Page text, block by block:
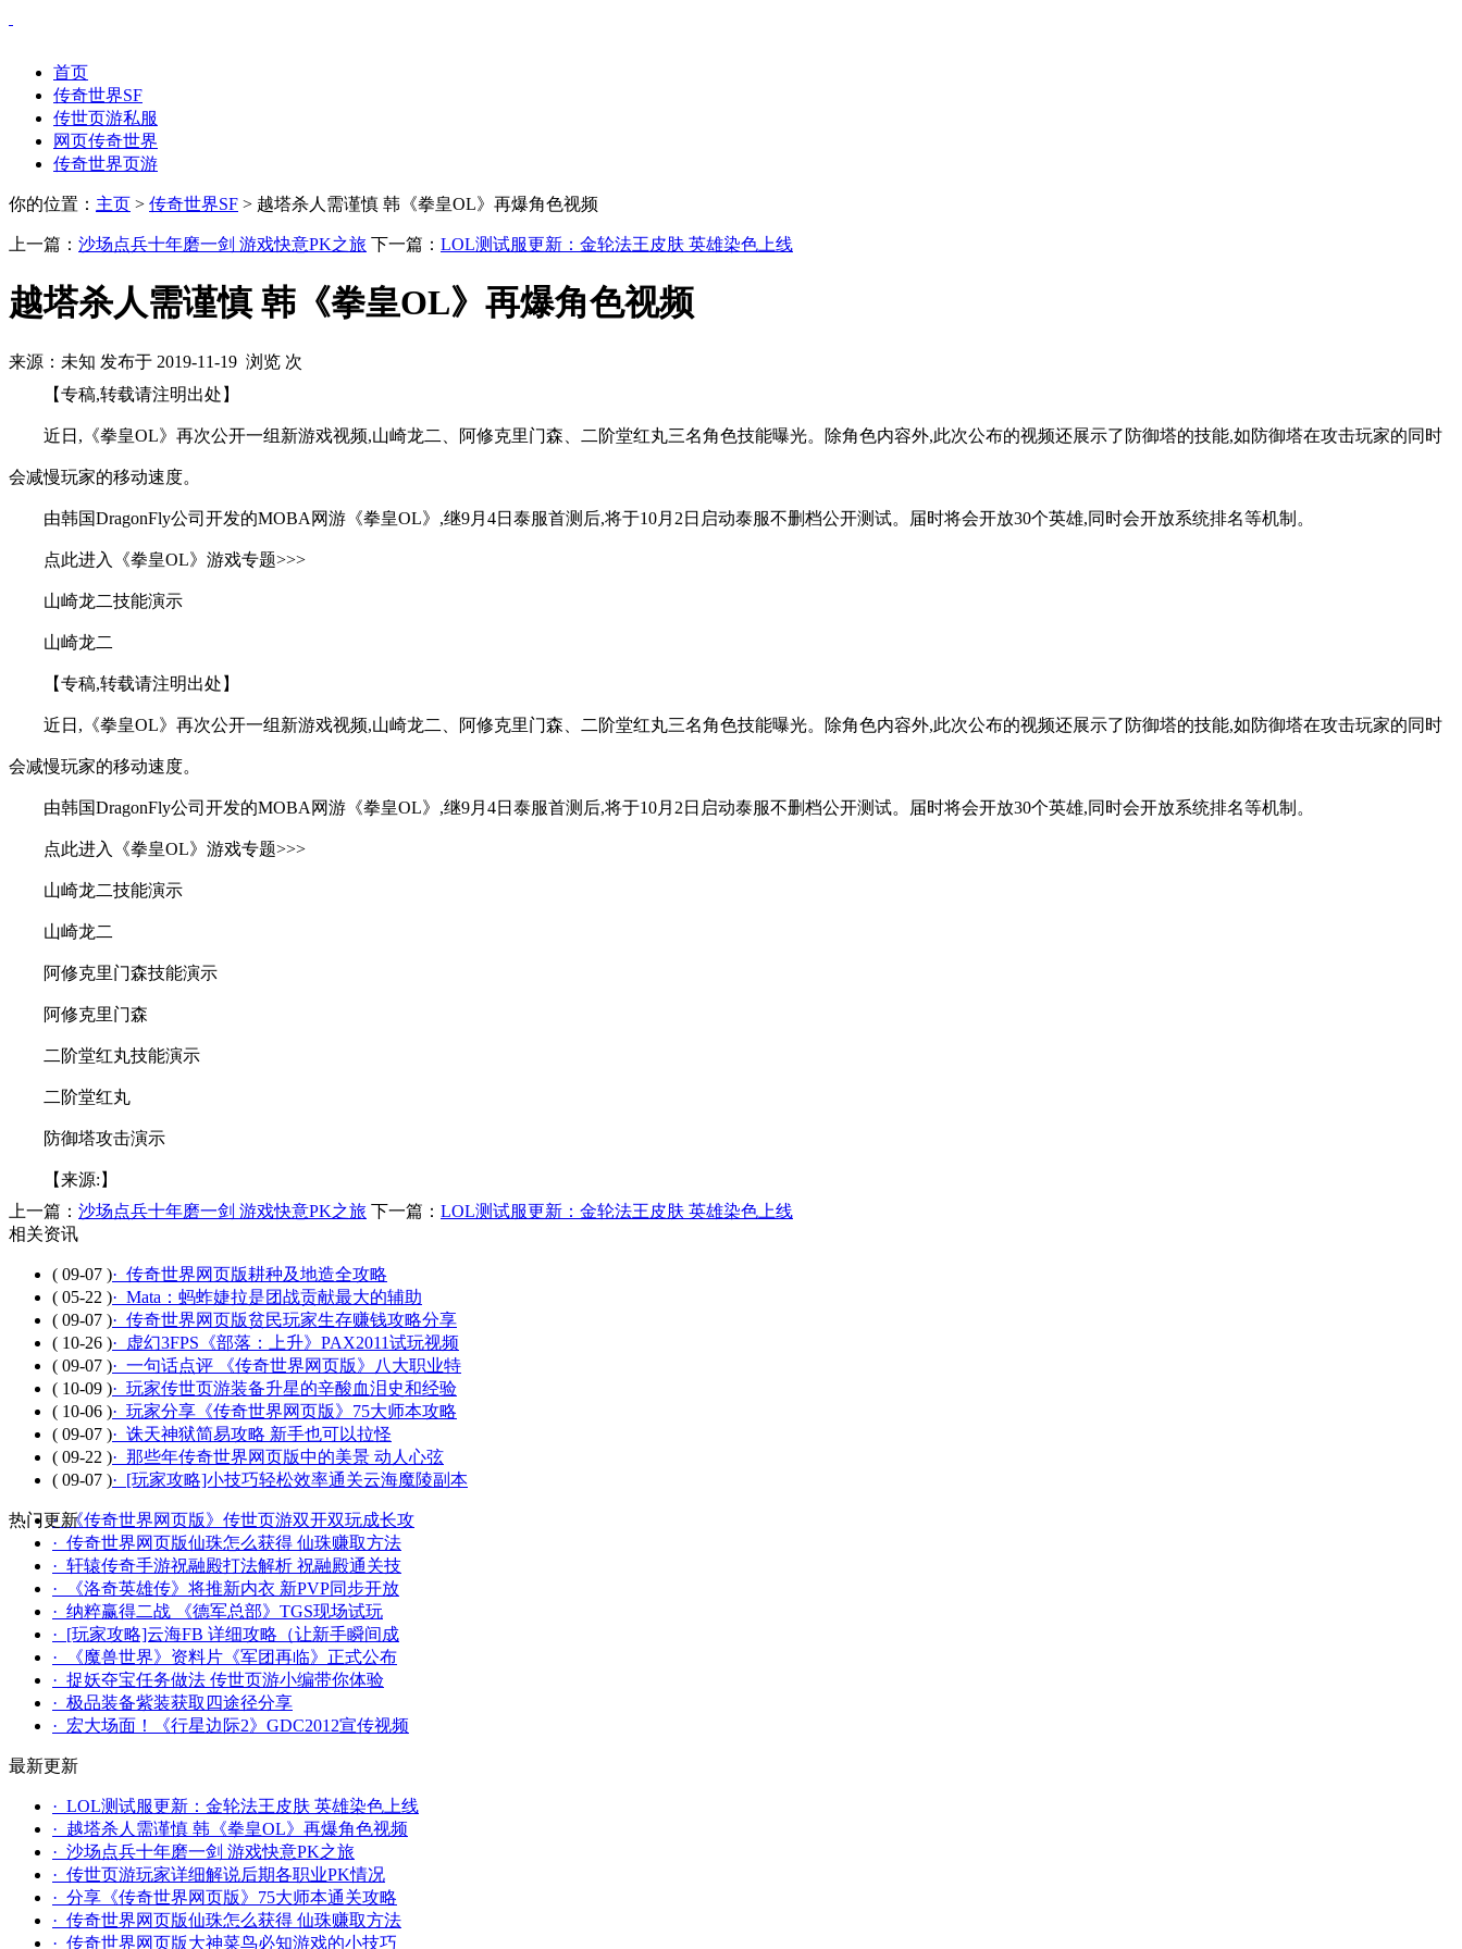
首页
传奇世界SF
传世页游私服
网页传奇世界
传奇世界页游
你的位置： 主页 > 传奇世界SF > 越塔杀人需谨慎 韩《拳皇OL》再爆角色视频
上一篇： 沙场点兵十年磨一剑 游戏快意PK之旅 下一篇： LOL测试服更新：金轮法王皮肤 英雄染色上线
越塔杀人需谨慎 韩《拳皇OL》再爆角色视频
来源：未知 发布于 2019-11-19 浏览 次
【专稿,转载请注明出处】
近日,《拳皇OL》再次公开一组新游戏视频,山崎龙二、阿修克里门森、二阶堂红丸三名角色技能曝光。除角色内容外,此次公布的视频还展示了防御塔的技能,如防御塔在攻击玩家的同时
会减慢玩家的移动速度。
由韩国DragonFly公司开发的MOBA网游《拳皇OL》,继9月4日泰服首测后,将于10月2日启动泰服不删档公开测试。届时将会开放30个英雄,同时会开放系统排名等机制。
点此进入《拳皇OL》游戏专题>>>
山崎龙二技能演示
山崎龙二
【专稿,转载请注明出处】
近日,《拳皇OL》再次公开一组新游戏视频,山崎龙二、阿修克里门森、二阶堂红丸三名角色技能曝光。除角色内容外,此次公布的视频还展示了防御塔的技能,如防御塔在攻击玩家的同时
会减慢玩家的移动速度。
由韩国DragonFly公司开发的MOBA网游《拳皇OL》,继9月4日泰服首测后,将于10月2日启动泰服不删档公开测试。届时将会开放30个英雄,同时会开放系统排名等机制。
点此进入《拳皇OL》游戏专题>>>
山崎龙二技能演示
山崎龙二
阿修克里门森技能演示
阿修克里门森
二阶堂红丸技能演示
二阶堂红丸
防御塔攻击演示
【来源:】
上一篇： 沙场点兵十年磨一剑 游戏快意PK之旅 下一篇： LOL测试服更新：金轮法王皮肤 英雄染色上线
相关资讯
( 09-07 )· 传奇世界网页版耕种及地造全攻略
( 05-22 )· Mata：蚂蚱婕拉是团战贡献最大的辅助
( 09-07 )· 传奇世界网页版贫民玩家生存赚钱攻略分享
( 10-26 )· 虚幻3FPS《部落：上升》PAX2011试玩视频
( 09-07 )· 一句话点评 《传奇世界网页版》八大职业特
( 10-09 )· 玩家传世页游装备升星的辛酸血泪史和经验
( 10-06 )· 玩家分享《传奇世界网页版》75大师本攻略
( 09-07 )· 诛天神狱简易攻略 新手也可以拉怪
( 09-22 )· 那些年传奇世界网页版中的美景 动人心弦
( 09-07 )· [玩家攻略]小技巧轻松效率通关云海魔陵副本
热门更新· 《传奇世界网页版》传世页游双开双玩成长攻
· 传奇世界网页版仙珠怎么获得 仙珠赚取方法
· 轩辕传奇手游祝融殿打法解析 祝融殿通关技
· 《洛奇英雄传》将推新内衣 新PVP同步开放
· 纳粹赢得二战 《德军总部》TGS现场试玩
· [玩家攻略]云海FB 详细攻略（让新手瞬间成
· 《魔兽世界》资料片《军团再临》正式公布
· 捉妖夺宝任务做法 传世页游小编带你体验
· 极品装备紫装获取四途径分享
· 宏大场面！《行星边际2》GDC2012宣传视频
最新更新
· LOL测试服更新：金轮法王皮肤 英雄染色上线
· 越塔杀人需谨慎 韩《拳皇OL》再爆角色视频
· 沙场点兵十年磨一剑 游戏快意PK之旅
· 传世页游玩家详细解说后期各职业PK情况
· 分享《传奇世界网页版》75大师本通关攻略
· 传奇世界网页版仙珠怎么获得 仙珠赚取方法
· 传奇世界网页版大神菜鸟必知游戏的小技巧